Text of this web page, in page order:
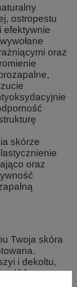
ostropestu
efektywnie
oraz
skórze
oraz
Twoja skóra
i dekoltu,
krem.
możesz